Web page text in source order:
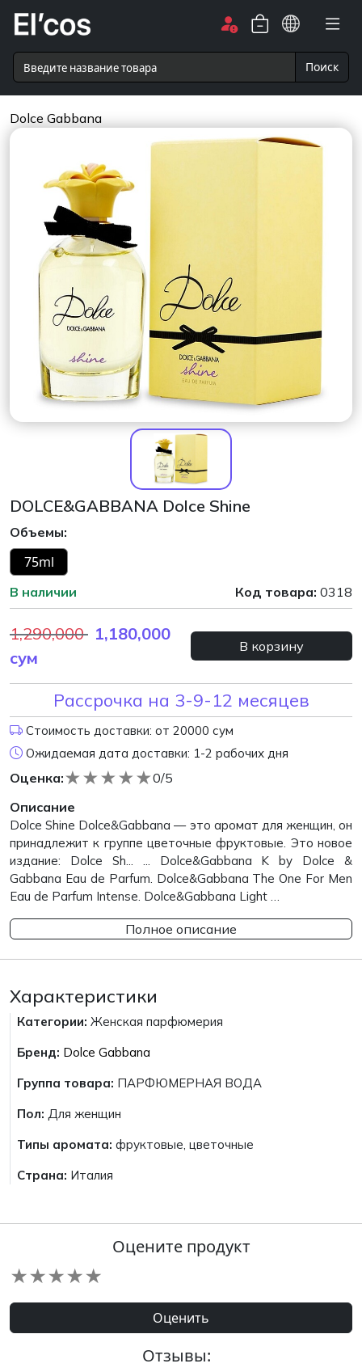
Поиск
Dolce Gabbana
DOLCE&GABBANA Dolce Shine
Объемы:
75ml
В наличии Код товара: 0318
1,290,000 1,180,000
сум
В корзину
Рассрочка на 3-9-12 месяцев
Стоимость доставки: от 20000 сум
Ожидаемая дата доставки: 1-2 рабочих дня
Оценка: ★
★
★
★
★
0/5
Описание
Dolce Shine Dolce&Gabbana — это аромат для женщин, он
принадлежит к группе цветочные фруктовые. Это новое
издание: Dolce Sh... ... Dolce&Gabbana K by Dolce &
Gabbana Eau de Parfum. Dolce&Gabbana The One For Men
Eau de Parfum Intense. Dolce&Gabbana Light …
Полное описание
Характеристики
Категории: Женская парфюмерия
Бренд: Dolce Gabbana
Группа товара: ПАРФЮМЕРНАЯ ВОДА
Пол: Для женщин
Типы аромата: фруктовые, цветочные
Страна: Италия
Оцените продукт
★
★
★
★
★
Оценить
Отзывы: